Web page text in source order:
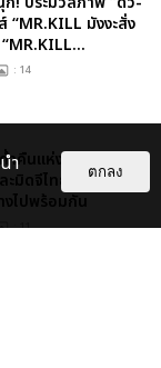
“MR.KILL มังงะสั่ง
: 14
ำคืนแห่งความทรงจำ
ะมิดจีไทย ในวันที่
งไปพร้อมกัน
: 11
ำ
ตกลง